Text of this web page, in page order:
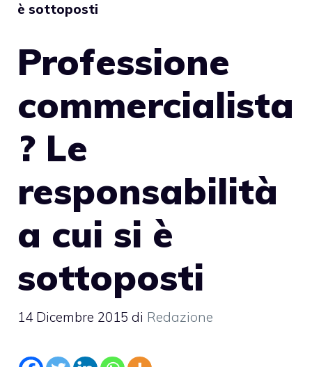
è sottoposti
Professione
commercialista
? Le
responsabilità
a cui si è
sottoposti
14 Dicembre 2015 di Redazione